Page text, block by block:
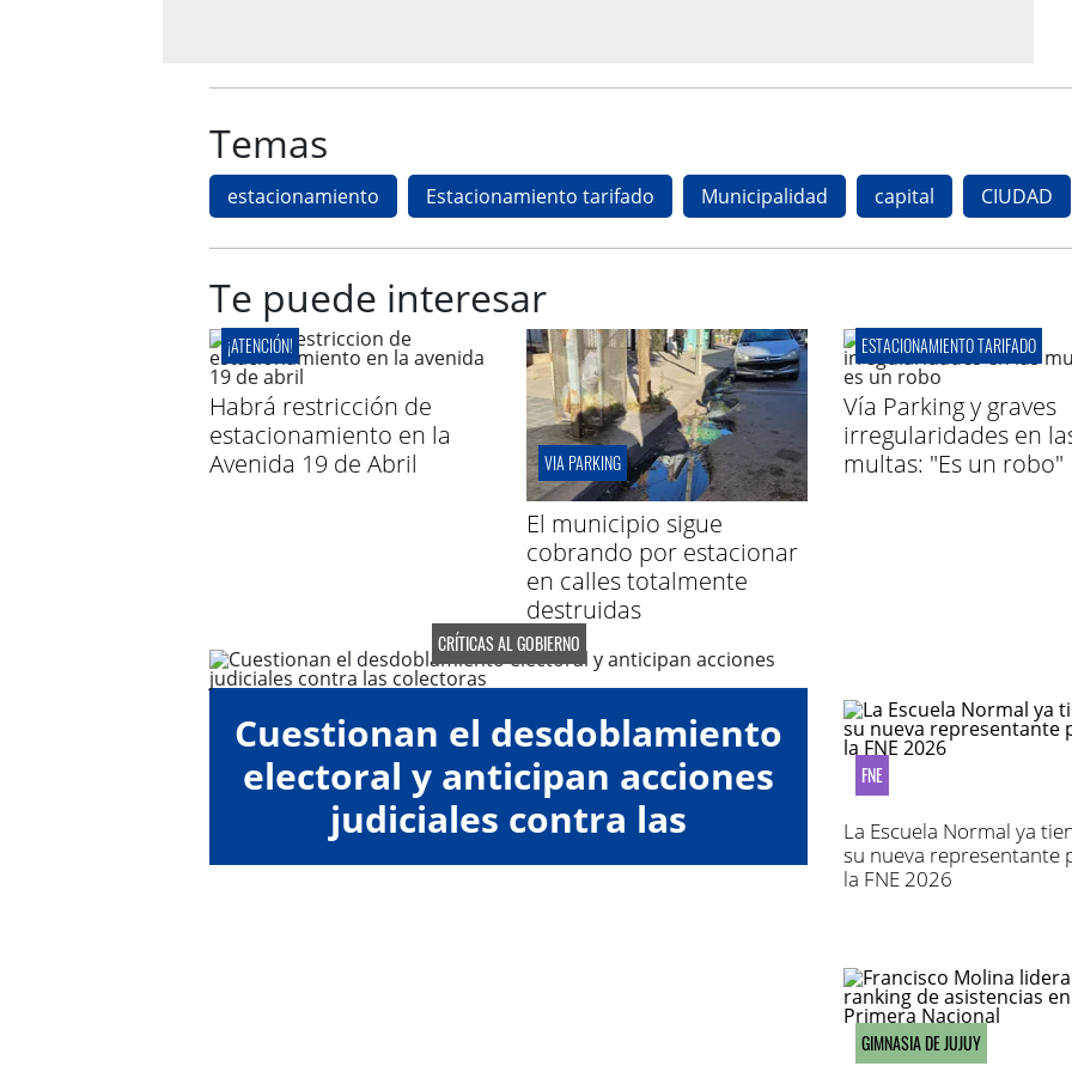
Temas
estacionamiento Estacionamiento tarifado Municipalidad capital CIUDAD
Te puede interesar
¡ATENCIÓN!
Habrá restricción de
estacionamiento en la
Avenida 19 de Abril
VIA PARKING
El municipio sigue
cobrando por estacionar
en calles totalmente
destruidas
ESTACIONAMIENTO TARIFADO
Vía Parking y graves
irregularidades en
multas: "Es un robo"
CRÍTICAS AL GOBIERNO
Cuestionan el desdoblamiento
electoral y anticipan acciones
judiciales contra las
"colectoras"
FNE
La Escuela Normal ya
su nueva representante
la FNE 2026
GIMNASIA DE JUJUY